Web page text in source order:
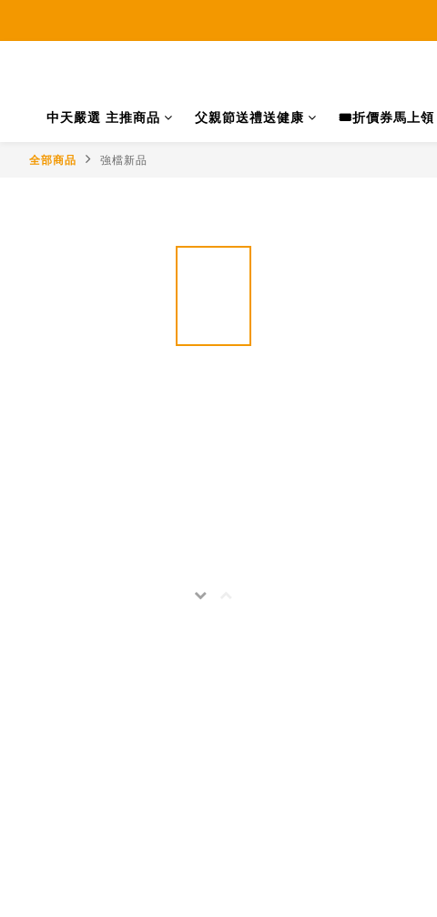
中天嚴選 主推商品 父親節送禮送健康 🎟️折價券馬上領
全部商品 強檔新品